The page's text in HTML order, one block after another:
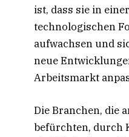
ist, dass sie in
technologischen
aufwachsen und
neue
Arbeitsmarkt
Die Branchen, die
befürchten, durch